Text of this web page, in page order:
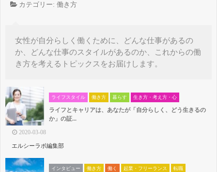
カテゴリー: 働き方
女性が自分らしく働くために、どんな仕事があるの
か、どんな仕事のスタイルがあるのか、これからの働
き方を考えるトピックスをお届けします。
ライフスタイル 働き方 暮らす 生き方・考え方・心
ライフとキャリアは、あなたが「自分らしく、どう生きるの
か」の証...
2020-03-08
エルシーラボ編集部
インタビュー 働き方 働く 起業・フリーランス 転職